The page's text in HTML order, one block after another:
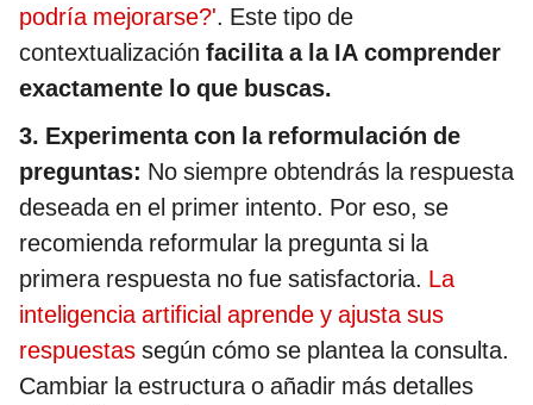
podría mejorarse?'. Este tipo de
contextualización facilita a la IA comprender
exactamente lo que buscas.
3. Experimenta con la reformulación de
preguntas: No siempre obtendrás la respuesta
deseada en el primer intento. Por eso, se
recomienda reformular la pregunta si la
primera respuesta no fue satisfactoria. La
inteligencia artificial aprende y ajusta sus
respuestas según cómo se plantea la consulta.
Cambiar la estructura o añadir más detalles